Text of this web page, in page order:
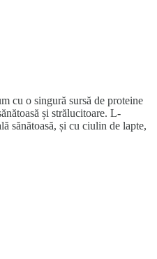
cu o singură sursă de proteine
și strălucitoare. L-
sănătoasă, și cu ciulin de lapte,